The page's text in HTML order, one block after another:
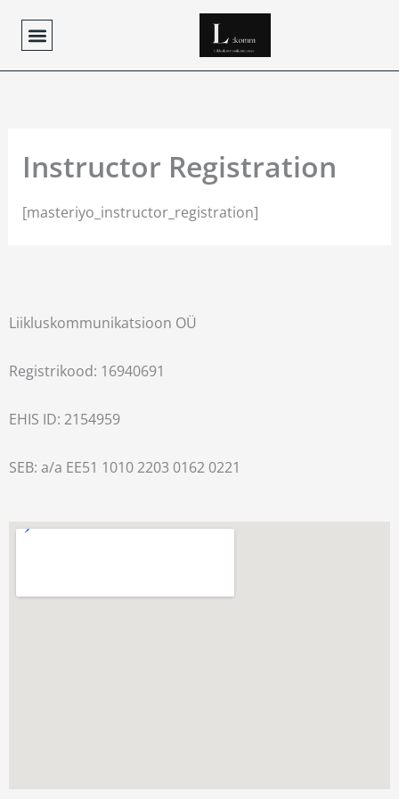
content
Instructor Registration
[masteriyo_instructor_registration]
Liikluskommunikatsioon OÜ
Registrikood: 16940691
EHIS ID: 2154959
SEB: a/a EE51 1010 2203 0162 0221